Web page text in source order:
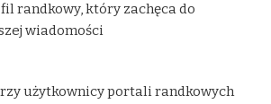
randkowy, który zachęca do
wiadomości
użytkownicy portali randkowych